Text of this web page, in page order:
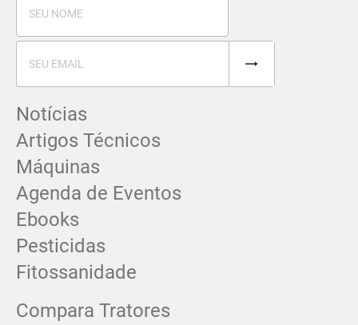
Notícias
Artigos Técnicos
Máquinas
Agenda de Eventos
Ebooks
Pesticidas
Fitossanidade
Compara Tratores